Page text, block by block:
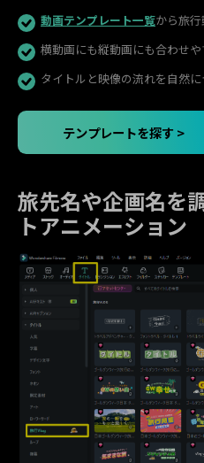
動画テンプレート一覧から旅
横動画にも縦動画にも合わせや
タイトルと映像の流れを自然
テンプレートを探す >
旅先名や企画名を
トアニメーション